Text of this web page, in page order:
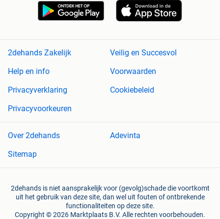
2dehands Zakelijk
Veilig en Succesvol
Help en info
Voorwaarden
Privacyverklaring
Cookiebeleid
Privacyvoorkeuren
Over 2dehands
Adevinta
Sitemap
2dehands is niet aansprakelijk voor (gevolg)schade die voortkomt
uit het gebruik van deze site, dan wel uit fouten of ontbrekende
functionaliteiten op deze site.
Copyright © 2026 Marktplaats B.V. Alle rechten voorbehouden.